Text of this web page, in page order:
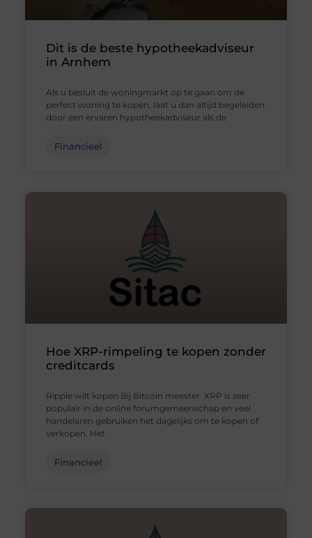
Dit is de beste hypotheekadviseur
in Arnhem
Als u besluit de woningmarkt op te gaan om de
perfect woning te kopen, laat u dan altijd begeleiden
door een ervaren hypotheekadviseur als de
Financieel
Hoe XRP-rimpeling te kopen zonder
creditcards
Ripple wilt kopen Bij Bitcoin meester XRP is zeer
populair in de online forumgemeenschap en veel
handelaren gebruiken het dagelijks om te kopen of
verkopen. Het
Financieel